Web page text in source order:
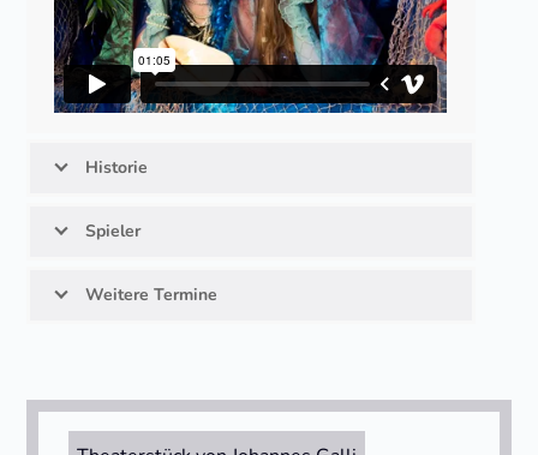
Historie
Spieler
Weitere Termine